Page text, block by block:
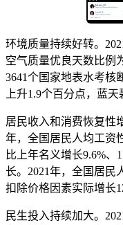
环境质量持续好转。
空气质量优良天数比例
3641个国家地表水考核
上升1.9个百分点，蓝
居民收入和消费恢复性
年，全国居民人均工资
比上年名义增长9.6%、
长。2021年，全国居民
扣除价格因素实际增长
民生投入持续加大。